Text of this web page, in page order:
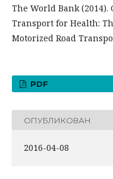
The World Bank (2014).
Transport for Health:
Motorized Road
PDF
ОПУБЛИКОВАН
2016-04-08